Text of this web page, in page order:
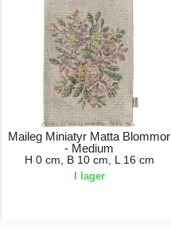
Maileg Miniatyr Matta Blommor
- Medium
H 0 cm, B 10 cm, L 16 cm
I lager